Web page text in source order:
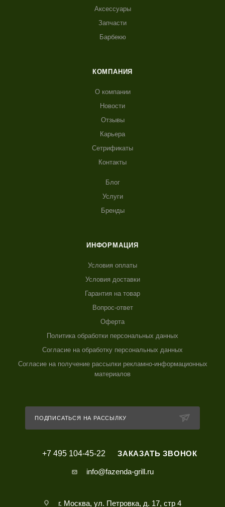
Аксессуары
Запчасти
Барбекю
КОМПАНИЯ
О компании
Новости
Отзывы
Карьера
Сетрификаты
Контакты
Блог
Услуги
Бренды
ИНФОРМАЦИЯ
Условия оплаты
Условия доставки
Гарантия на товар
Вопрос-ответ
Оферта
Политика обработки персональных данных
Согласие на обработку персональных данных
Согласие на получение рассылки рекламно-информационных
материалов
ПОДПИСАТЬСЯ НА РАССЫЛКУ
+7 495 104-45-22 ЗАКАЗАТЬ ЗВОНОК
info@fazenda-grill.ru
г. Москва, ул. Петровка, д. 17, стр 4